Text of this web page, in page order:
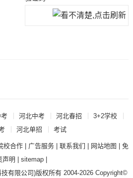
考 河北中考 河北春招
3+2学校
河北单招 考试
校合作| 广告服务| 联系我们 网站地图
免
声明
|sitemap
有限公司)版权所有 2004-2026 Copyright©